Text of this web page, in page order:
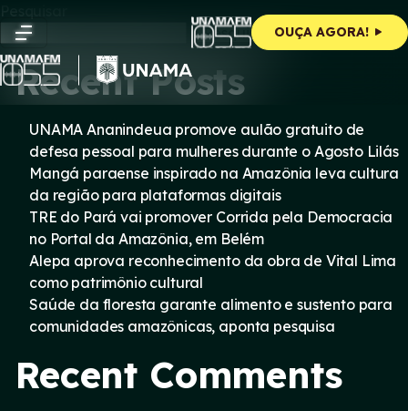
content
OUÇA AGORA!
Pesquisar
Pesquisar
Recent Posts
UNAMA Ananindeua promove aulão gratuito de
defesa pessoal para mulheres durante o Agosto Lilás
Mangá paraense inspirado na Amazônia leva cultura
da região para plataformas digitais
TRE do Pará vai promover Corrida pela Democracia
no Portal da Amazônia, em Belém
Alepa aprova reconhecimento da obra de Vital Lima
como patrimônio cultural
Saúde da floresta garante alimento e sustento para
comunidades amazônicas, aponta pesquisa
Recent Comments